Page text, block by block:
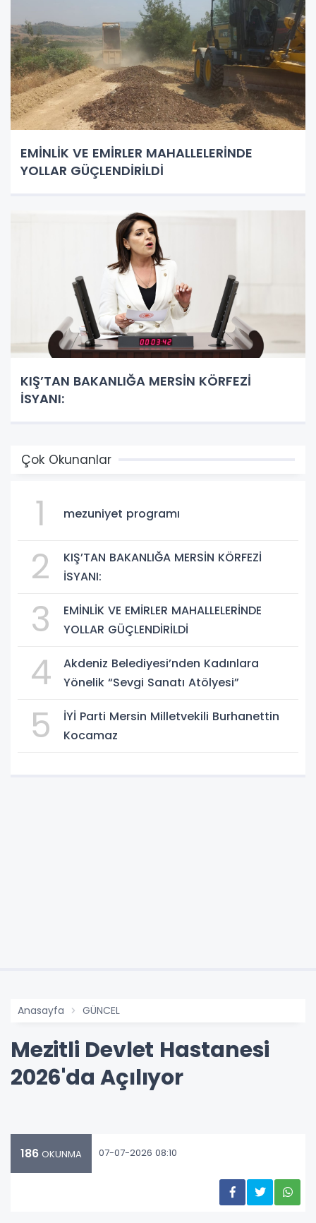
EMİNLİK VE EMİRLER MAHALLELERİNDE
YOLLAR GÜÇLENDİRİLDİ
KIŞ’TAN BAKANLIĞA MERSİN KÖRFEZİ
İSYANI:
Çok Okunanlar
1 mezuniyet programı
2
KIŞ’TAN BAKANLIĞA MERSİN KÖRFEZİ
İSYANI:
3
EMİNLİK VE EMİRLER MAHALLELERİNDE
YOLLAR GÜÇLENDİRİLDİ
4
Akdeniz Belediyesi’nden Kadınlara
Yönelik “Sevgi Sanatı Atölyesi”
5
İYİ Parti Mersin Milletvekili Burhanettin
Kocamaz
Anasayfa GÜNCEL
Mezitli Devlet Hastanesi
2026'da Açılıyor
186 OKUNMA 07-07-2026 08:10